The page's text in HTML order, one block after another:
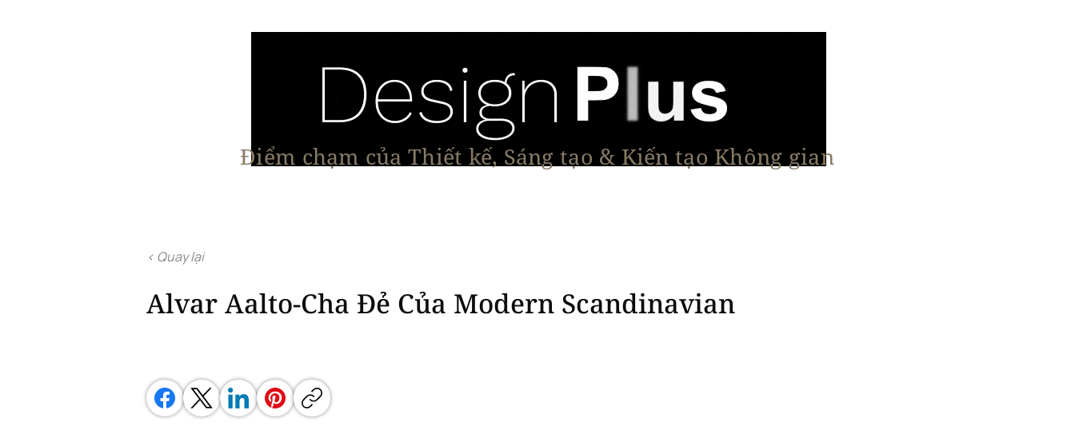
Điểm chạm của Thiết kế, Sáng tạo & Kiến tạo Không gian
< Quay lại
Alvar Aalto-Cha Đẻ Của Modern Scandinavian